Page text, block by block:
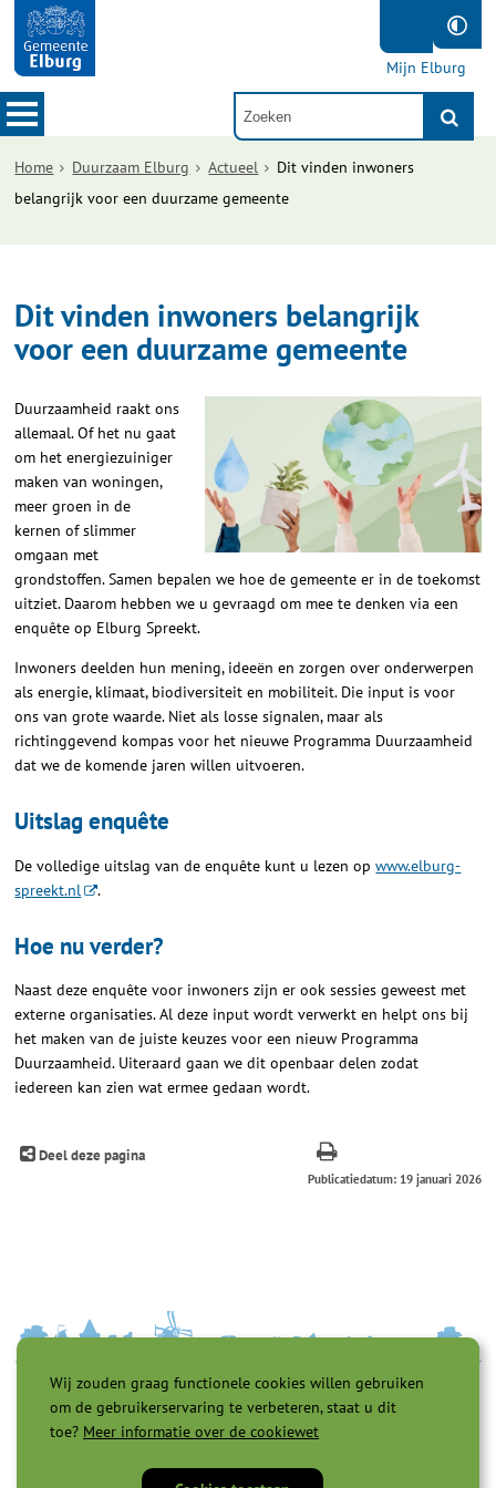
Wij zouden graag functionele cookies willen gebruiken
om de gebruikerservaring te verbeteren, staat u dit
toe? Meer informatie over de cookiewet
Mijn Elburg
Home Duurzaam Elburg Actueel
Dit vinden inwoners
belangrijk voor een duurzame gemeente
Dit vinden inwoners belangrijk
voor een duurzame gemeente
Duurzaamheid raakt ons
allemaal. Of het nu gaat
om het energiezuiniger
maken van woningen,
meer groen in de
kernen of slimmer
omgaan met
grondstoffen. Samen bepalen we hoe de gemeente er in de toekomst
uitziet. Daarom hebben we u gevraagd om mee te denken via een
enquête op Elburg Spreekt.
Inwoners deelden hun mening, ideeën en zorgen over onderwerpen
als energie, klimaat, biodiversiteit en mobiliteit. Die input is voor
ons van grote waarde. Niet als losse signalen, maar als
richtinggevend kompas voor het nieuwe Programma Duurzaamheid
dat we de komende jaren willen uitvoeren.
Uitslag enquête
De volledige uitslag van de enquête kunt u lezen opwww.elburg-
spreekt.nl
.
Hoe nu verder?
Naast deze enquête voor inwoners zijn er ook sessies geweest met
externe organisaties. Al deze input wordt verwerkt en helpt ons bij
het maken van de juiste keuzes voor een nieuw Programma
Duurzaamheid. Uiteraard gaan we dit openbaar delen zodat
iedereen kan zien wat ermee gedaan wordt.
Deel deze pagina
Publicatiedatum: 19 januari 2026